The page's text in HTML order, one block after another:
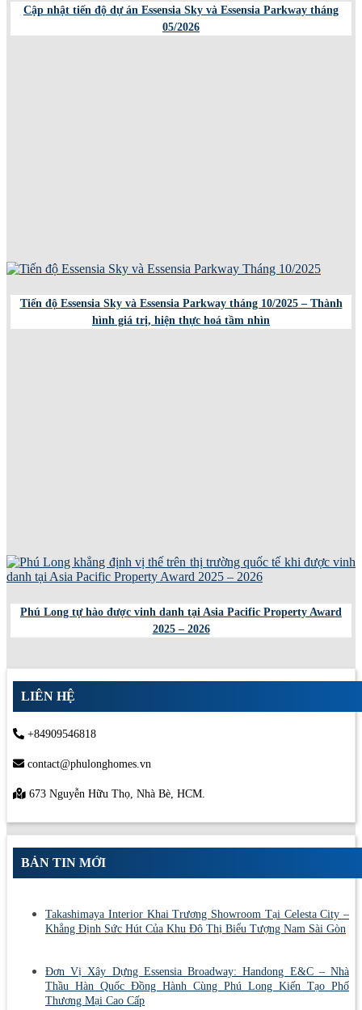
Cập nhật tiến độ dự án Essensia Sky và Essensia Parkway tháng
05/2026
Tiến độ Essensia Sky và Essensia Parkway tháng 10/2025 – Thành
hình giá trị, hiện thực hoá tầm nhìn
Phú Long tự hào được vinh danh tại Asia Pacific Property Award
2025 – 2026
LIÊN HỆ
+84909546818
contact@phulonghomes.vn
673 Nguyễn Hữu Thọ, Nhà Bè, HCM.
BẢN TIN MỚI
Takashimaya Interior Khai Trương Showroom Tại Celesta City –
Khẳng Định Sức Hút Của Khu Đô Thị Biểu Tượng Nam Sài Gòn
Đơn Vị Xây Dựng Essensia Broadway: Handong E&C – Nhà
Thầu Hàn Quốc Đồng Hành Cùng Phú Long Kiến Tạo Phố
Thương Mại Cao Cấp